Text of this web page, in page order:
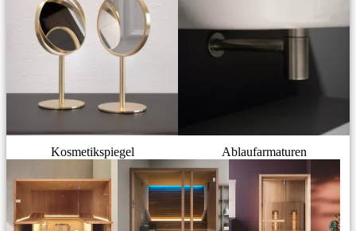
Kosmetikspiegel Ablaufarmaturen